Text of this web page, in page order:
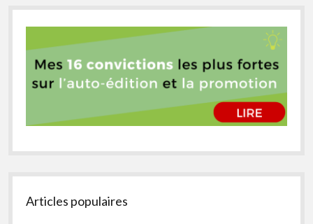
Articles populaires